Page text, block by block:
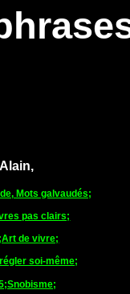
Mots galvaudés;
pas clairs;
de vivre;
soi-même;